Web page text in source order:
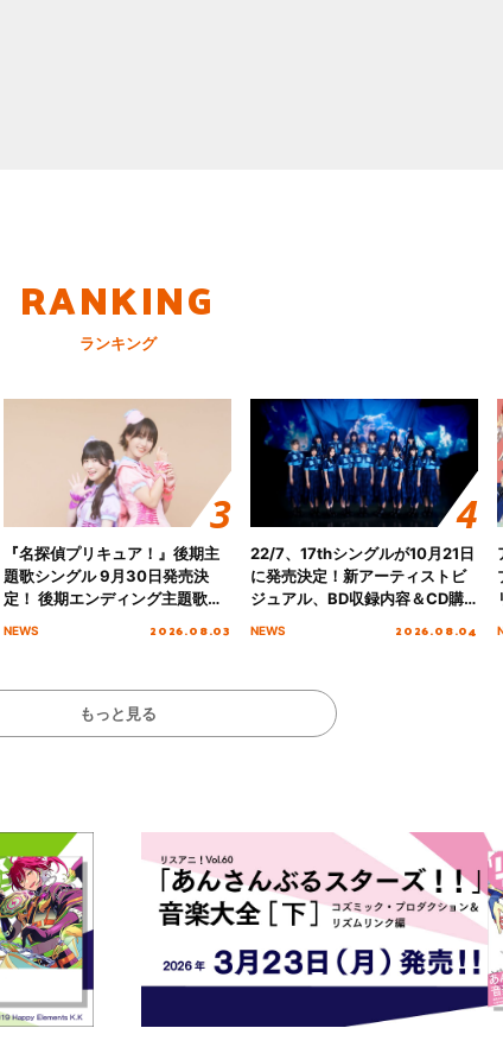
RANKING
ランキング
『名探偵プリキュア！』後期主
題歌シングル 9月30日発売決
定！ 後期エンディング主題歌
NEWS 2026.08.03
22/7、17thシングルが10月21日
に発売決定！新アーティストビ
ジュアル、BD収録内容＆CD購
NEWS 2026.08.04
もっと見る